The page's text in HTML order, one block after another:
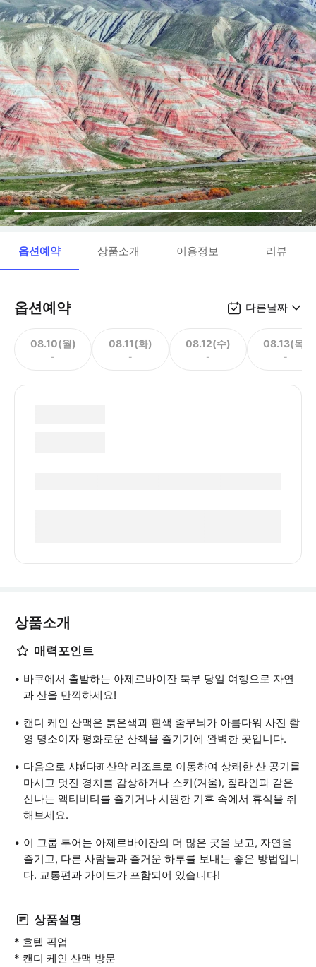
옵션예약 상품소개 이용정보 리뷰
옵션예약 다른날짜
08.10(월)
-
08.11(화)
-
08.12(수)
-
08.13(목)
-
상품소개
매력포인트
바쿠에서 출발하는 아제르바이잔 북부 당일 여행으로 자연
과 산을 만끽하세요!
캔디 케인 산맥은 붉은색과 흰색 줄무늬가 아름다워 사진 촬
영 명소이자 평화로운 산책을 즐기기에 완벽한 곳입니다.
다음으로 샤ห์다ਗ 산악 리조트로 이동하여 상쾌한 산 공기를
마시고 멋진 경치를 감상하거나 스키(겨울), 짚라인과 같은
신나는 액티비티를 즐기거나 시원한 기후 속에서 휴식을 취
해보세요.
이 그룹 투어는 아제르바이잔의 더 많은 곳을 보고, 자연을
즐기고, 다른 사람들과 즐거운 하루를 보내는 좋은 방법입니
다. 교통편과 가이드가 포함되어 있습니다!
상품설명
* 호텔 픽업
* 캔디 케인 산맥 방문